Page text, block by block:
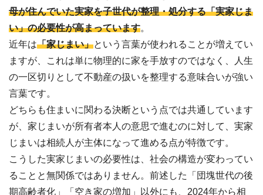
母が住んでいた実家を子世代が整理・処分する「実家じま
い」の必要性が高まっています。
近年は「家じまい」という言葉が使われることが増えてい
ますが、これは単に物理的に家を手放すのではなく、人生
の一区切りとして不動産の扱いを整理する意味合いが強い
言葉です。
どちらも住まいに関わる決断という点では共通しています
が、家じまいが所有者本人の意思で進むのに対して、実家
じまいは相続人が主体になって進める点が特徴です。
こうした実家じまいの必要性は、社会の構造が変わってい
ることと無関係ではありません。前述した「団塊世代の後
期高齢者化」「空き家の増加」以外にも、2024年から相